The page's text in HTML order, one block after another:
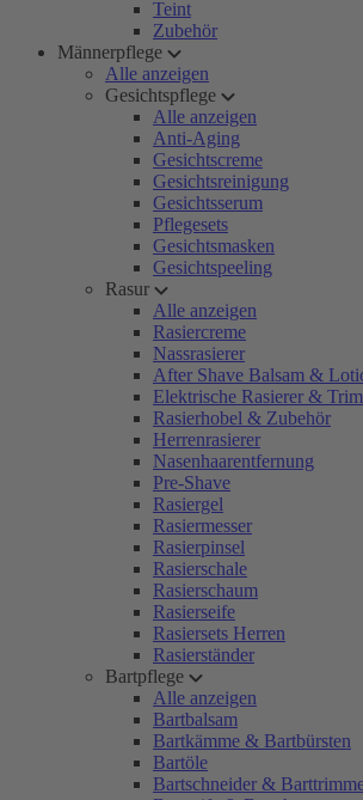
Teint
Zubehör
Männerpflege
Alle anzeigen
Gesichtspflege
Alle anzeigen
Anti-Aging
Gesichtscreme
Gesichtsreinigung
Gesichtsserum
Pflegesets
Gesichtsmasken
Gesichtspeeling
Rasur
Alle anzeigen
Rasiercreme
Nassrasierer
After Shave Balsam &
Elektrische Rasierer &
Rasierhobel & Zubehör
Herrenrasierer
Nasenhaarentfernung
Pre-Shave
Rasiergel
Rasiermesser
Rasierpinsel
Rasierschale
Rasierschaum
Rasierseife
Rasiersets Herren
Rasierständer
Bartpflege
Alle anzeigen
Bartbalsam
Bartkämme & Bartbürsten
Bartöle
Bartschneider &